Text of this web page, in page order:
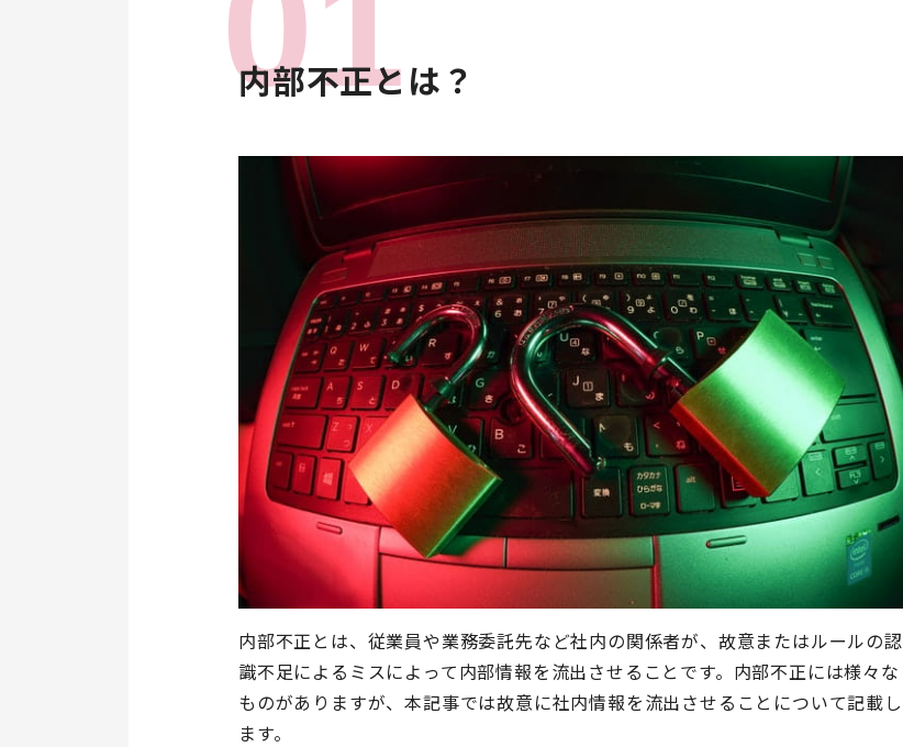
内部不正とは？
内部不正とは、従業員や業務委託先など社内の関係者が、故意またはルールの認
識不足によるミスによって内部情報を流出させることです。内部不正には様々な
ものがありますが、本記事では故意に社内情報を流出させることについて記載し
ます。